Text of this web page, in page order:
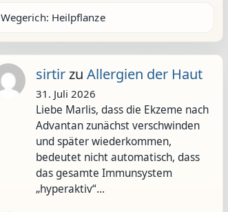
Wegerich: Heilpflanze
sirtirzu Allergien der Haut
31. Juli 2026
Liebe Marlis, dass die Ekzeme nach
Advantan zunächst verschwinden
und später wiederkommen,
bedeutet nicht automatisch, dass
das gesamte Immunsystem
„hyperaktiv“…